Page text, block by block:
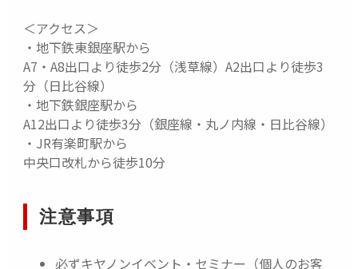
自身の活動を通して「動画」や「映像」の本質的な魅
力、素晴らしさをより多くの人へ伝えていくことを目
指している。
◆ Y2 Instagram
◆ EOS R6 Vについては
こちら
んメンテDAY』を実施
サポート専門のスタッフがお手持ちのカメラ（お一人
＜アクセス＞
・地下鉄東銀座駅から
A7・A8出口より徒歩2分（浅草線）A2出口より徒歩3
分（日比谷線）
・地下鉄銀座駅から
A12出口より徒歩3分（銀座線・丸ノ内線・日比谷線）
・JR有楽町駅から
中央口改札から徒歩10分
注意事項
必ずキヤノンイベント・セミナー（個人のお客